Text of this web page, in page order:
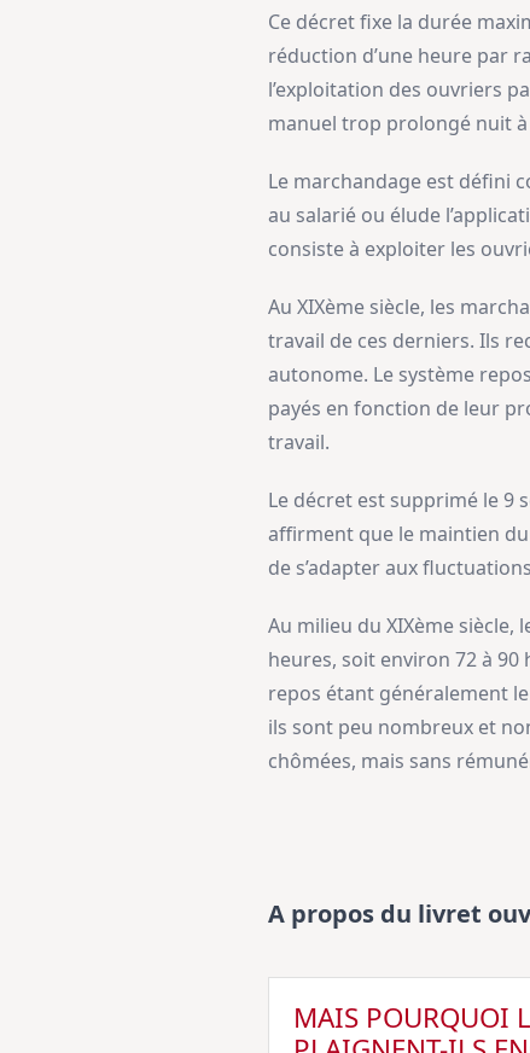
Ce décret fixe la durée
réduction d’une heure par
l’exploitation des ouvriers
manuel trop prolongé nuit à
Le marchandage est défini
au salarié ou élude
consiste à exploiter les
Au XIXème siècle, les
travail de ces derniers. Ils
autonome. Le système
payés en fonction de leur
travail.
Le décret est supprimé le 9
affirment que le maintien
de s’adapter aux
Au milieu du XIXème
heures, soit environ 72 à
repos étant généralement
ils sont peu nombreux et
chômées, mais sans
A propos du livret
MAIS POURQUOI